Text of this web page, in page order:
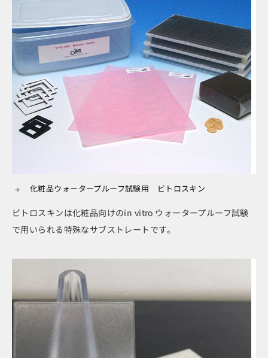
化粧品ウォータープルーフ試験用 ビトロスキン
ビトロスキンは化粧品向けのin vitro ウォータープルーフ試験
で用いられる特殊なサブストレートです。